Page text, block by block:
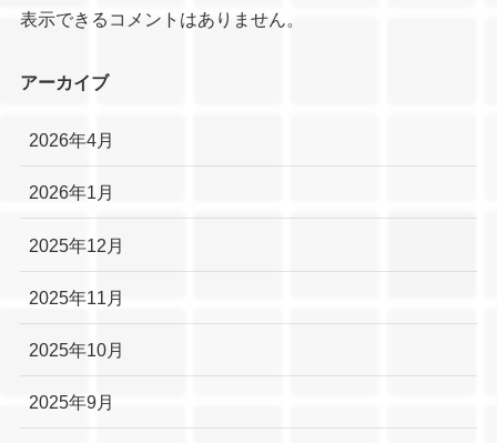
表示できるコメントはありません。
アーカイブ
2026年4月
2026年1月
2025年12月
2025年11月
2025年10月
2025年9月